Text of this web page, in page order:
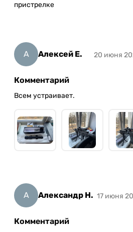
пристрелке
А Алексей Е. 20 июня
Комментарий
Всем устраивает.
А Александр Н. 17 июня
Комментарий